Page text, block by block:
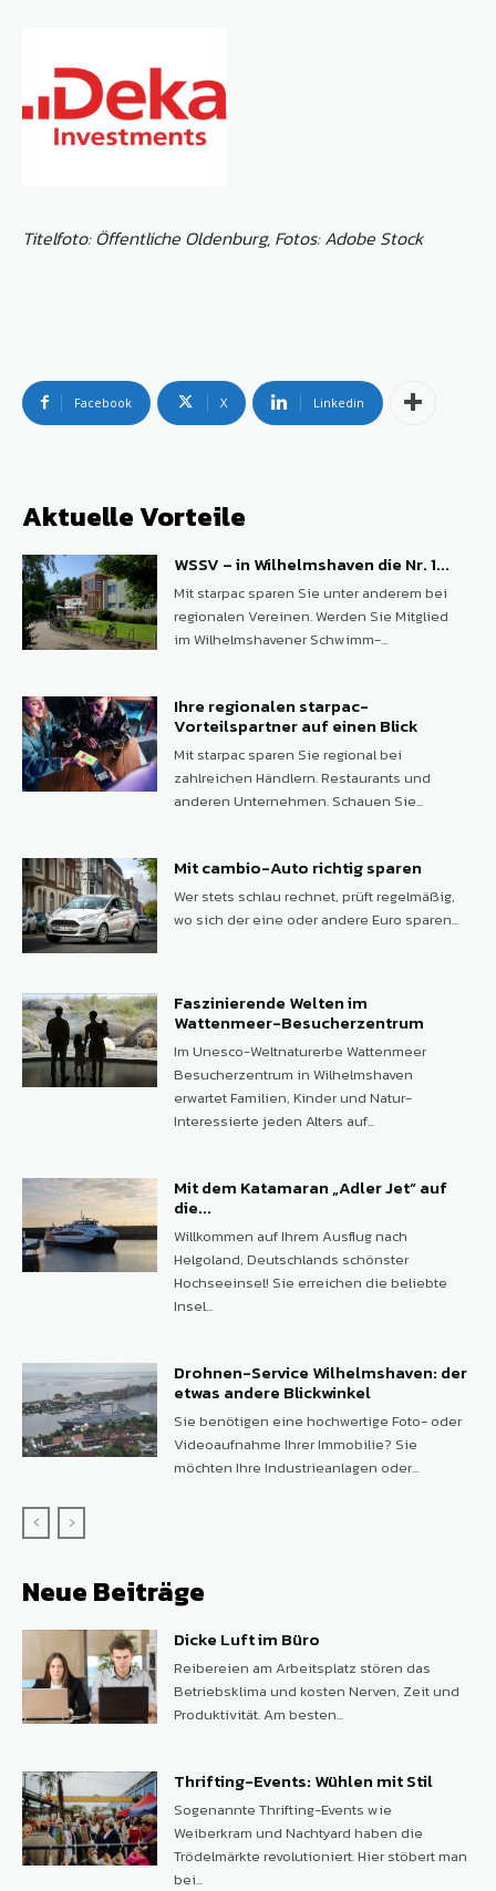
Titelfoto: Öffentliche Oldenburg, Fotos: Adobe Stock
Facebook X Linkedin
Aktuelle Vorteile
WSSV – in Wilhelmshaven die Nr. 1...
Mit starpac sparen Sie unter anderem bei
regionalen Vereinen. Werden Sie Mitglied
im Wilhelmshavener Schwimm-...
Ihre regionalen starpac-
Vorteilspartner auf einen Blick
Mit starpac sparen Sie regional bei
zahlreichen Händlern. Restaurants und
anderen Unternehmen. Schauen Sie...
Mit cambio-Auto richtig sparen
Wer stets schlau rechnet, prüft regelmäßig,
wo sich der eine oder andere Euro sparen...
Faszinierende Welten im
Wattenmeer-Besucherzentrum
Im Unesco-Weltnaturerbe Wattenmeer
Besucherzentrum in Wilhelmshaven
erwartet Familien, Kinder und Natur-
Interessierte jeden Alters auf...
Mit dem Katamaran „Adler Jet“ auf
die...
Willkommen auf Ihrem Ausflug nach
Helgoland, Deutschlands schönster
Hochseeinsel! Sie erreichen die beliebte
Insel...
Drohnen-Service Wilhelmshaven: der
etwas andere Blickwinkel
Sie benötigen eine hochwertige Foto- oder
Videoaufnahme Ihrer Immobilie? Sie
möchten Ihre Industrieanlagen oder...
Neue Beiträge
Dicke Luft im Büro
Reibereien am Arbeitsplatz stören das
Betriebsklima und kosten Nerven, Zeit und
Produktivität. Am besten...
Thrifting-Events: Wühlen mit Stil
Sogenannte Thrifting-Events wie
Weiberkram und Nachtyard haben die
Trödelmärkte revolutioniert. Hier stöbert man
bei...